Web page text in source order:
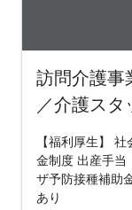
訪問介護事
／介護スタ
【福利厚生】
金制度 出産手当
ザ予防接種補助
あり